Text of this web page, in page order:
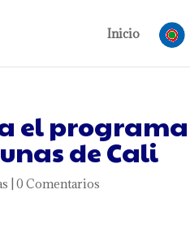
Inicio
el
de Cali
|0 Comentarios